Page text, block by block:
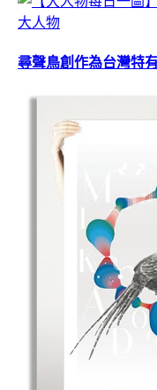
尋聲鳥創作為台灣特